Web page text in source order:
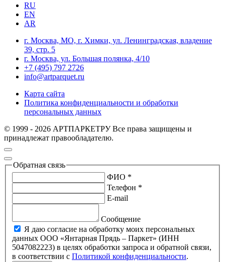
RU
EN
AR
г. Москва, МО, г. Химки, ул. Ленинградская, владение
39, стр. 5
г. Москва, ул. Большая полянка, 4/10
+7 (495) 797 2726
info@artparquet.ru
Карта сайта
Политика конфиденциальности и обработки
персональных данных
© 1999 - 2026 АРТПАРКЕТРУ Все права защищены и
принадлежат правообладателю.
Обратная связь
ФИО *
Телефон *
E-mail
Сообщение
Я даю согласие на обработку моих персональных
данных ООО «Янтарная Прядь – Паркет» (ИНН
5047082223) в целях обработки запроса и обратной связи,
в соответствии с Политикой конфиденциальности.